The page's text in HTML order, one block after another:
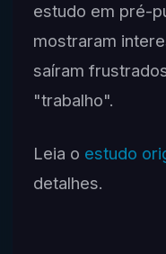
estudo em pré-
mostraram
saíram
"trabalho".
Leia o estudo
detalhes.